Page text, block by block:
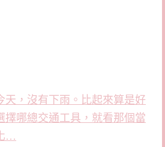
，沒有下雨。比起來算是好
擇哪總交通工具，就看那個當
…